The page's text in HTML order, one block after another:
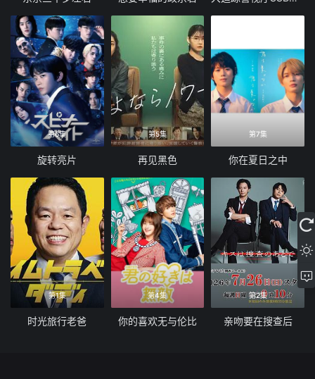
第6集
旋转亮片
第5集
再见黑色
第7集
你在夏日之中
第1集
时光旅行老爸
第4集
你的喜欢无与伦比
第2集
亲吻要在搜查后